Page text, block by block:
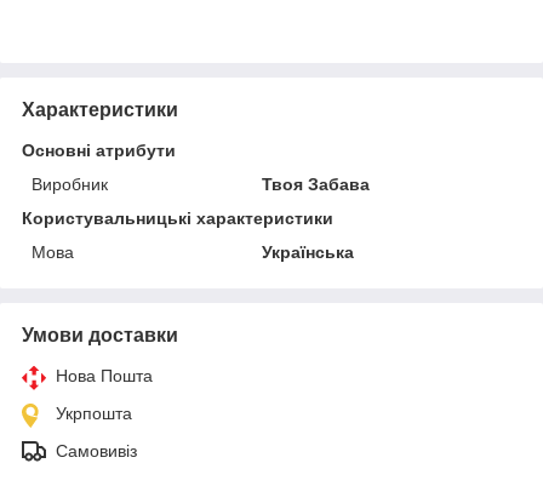
Характеристики
Основні атрибути
Виробник
Твоя Забава
Користувальницькі характеристики
Мова
Українська
Умови доставки
Нова Пошта
Укрпошта
Самовивіз